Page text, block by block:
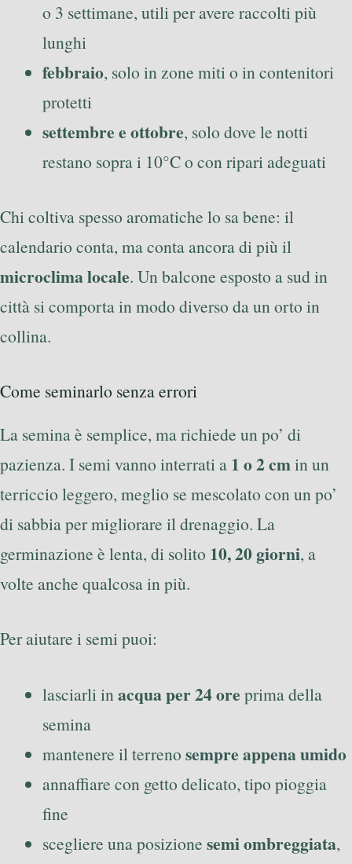
o 3 settimane, utili per avere raccolti più
lunghi
febbraio, solo in zone miti o in contenitori
protetti
settembre e ottobre, solo dove le notti
restano sopra i 10°C o con ripari adeguati
Chi coltiva spesso aromatiche lo sa bene: il
calendario conta, ma conta ancora di più il
microclima locale. Un balcone esposto a sud in
città si comporta in modo diverso da un orto in
collina.
Come seminarlo senza errori
La semina è semplice, ma richiede un po’ di
pazienza. I semi vanno interrati a 1 o 2 cmin un
terriccio leggero, meglio se mescolato con un po’
di sabbia per migliorare il drenaggio. La
germinazione è lenta, di solito 10, 20 giorni, a
volte anche qualcosa in più.
Per aiutare i semi puoi:
lasciarli in acqua per 24 ore prima della
semina
mantenere il terreno sempre appena umido
annaffiare con getto delicato, tipo pioggia
fine
scegliere una posizione semi ombreggiata,